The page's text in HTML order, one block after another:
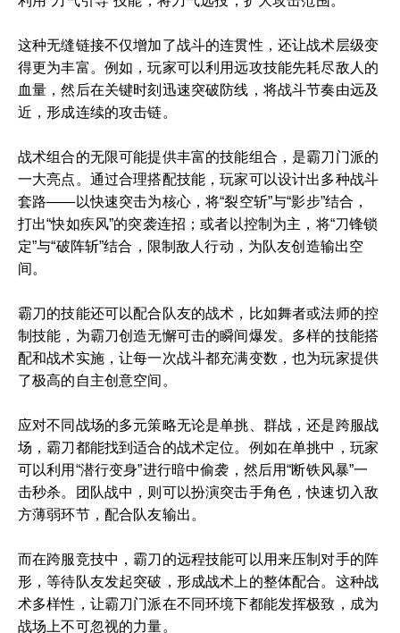
这种无缝链接不仅增加了战斗的连贯性，还让战术层级变
得更为丰富。例如，玩家可以利用远攻技能先耗尽敌人的
血量，然后在关键时刻迅速突破防线，将战斗节奏由远及
近，形成连续的攻击链。
战术组合的无限可能提供丰富的技能组合，是霸刀门派的
一大亮点。通过合理搭配技能，玩家可以设计出多种战斗
套路——以快速突击为核心，将“裂空斩”与“影步”结合，
打出“快如疾风”的突袭连招；或者以控制为主，将“刀锋锁
定”与“破阵斩”结合，限制敌人行动，为队友创造输出空
间。
霸刀的技能还可以配合队友的战术，比如舞者或法师的控
制技能，为霸刀创造无懈可击的瞬间爆发。多样的技能搭
配和战术实施，让每一次战斗都充满变数，也为玩家提供
了极高的自主创意空间。
应对不同战场的多元策略无论是单挑、群战，还是跨服战
场，霸刀都能找到适合的战术定位。例如在单挑中，玩家
可以利用“潜行变身”进行暗中偷袭，然后用“断铁风暴”一
击秒杀。团队战中，则可以扮演突击手角色，快速切入敌
方薄弱环节，配合队友输出。
而在跨服竞技中，霸刀的远程技能可以用来压制对手的阵
形，等待队友发起突破，形成战术上的整体配合。这种战
术多样性，让霸刀门派在不同环境下都能发挥极致，成为
战场上不可忽视的力量。